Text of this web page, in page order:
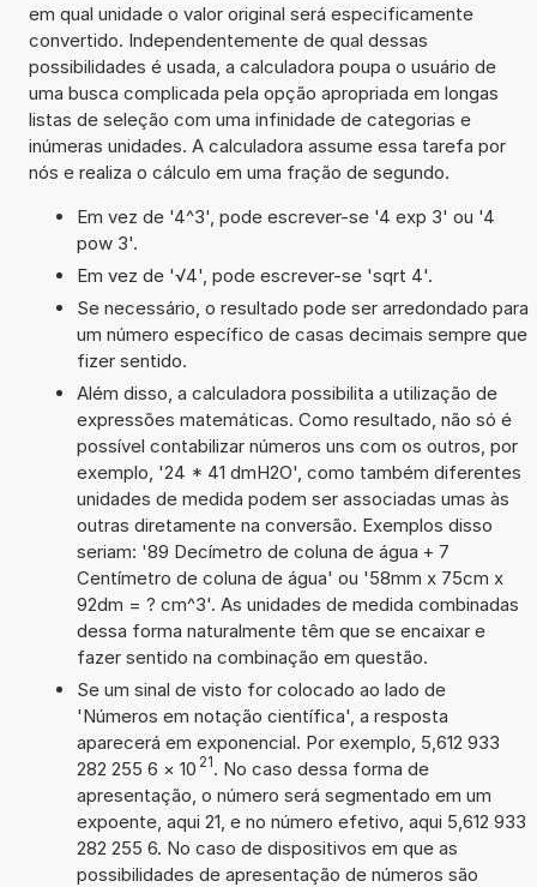
em qual unidade o valor original será especificamente
convertido. Independentemente de qual dessas
possibilidades é usada, a calculadora poupa o usuário de
uma busca complicada pela opção apropriada em longas
listas de seleção com uma infinidade de categorias e
inúmeras unidades. A calculadora assume essa tarefa por
nós e realiza o cálculo em uma fração de segundo.
Em vez de '4^3', pode escrever-se '4 exp 3' ou '4
pow 3'.
Em vez de '√4', pode escrever-se 'sqrt 4'.
Se necessário, o resultado pode ser arredondado para
um número específico de casas decimais sempre que
fizer sentido.
Além disso, a calculadora possibilita a utilização de
expressões matemáticas. Como resultado, não só é
possível contabilizar números uns com os outros, por
exemplo, '24 * 41 dmH2O', como também diferentes
unidades de medida podem ser associadas umas às
outras diretamente na conversão. Exemplos disso
seriam: '89 Decímetro de coluna de água + 7
Centímetro de coluna de água' ou '58mm x 75cm x
92dm = ? cm^3'. As unidades de medida combinadas
dessa forma naturalmente têm que se encaixar e
fazer sentido na combinação em questão.
Se um sinal de visto for colocado ao lado de
'Números em notação científica', a resposta
aparecerá em exponencial. Por exemplo, 5,612 933
282 255 6 × 10 21. No caso dessa forma de
apresentação, o número será segmentado em um
expoente, aqui 21, e no número efetivo, aqui 5,612 933
282 255 6. No caso de dispositivos em que as
possibilidades de apresentação de números são